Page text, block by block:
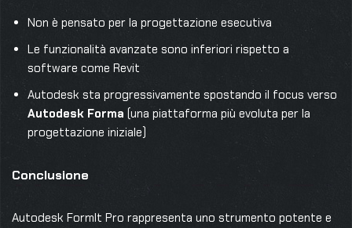
Non è pensato per la progettazione esecutiva
Le funzionalità avanzate sono inferiori rispetto a
software come Revit
Autodesk sta progressivamente spostando il focus verso
Autodesk Forma (una piattaforma più evoluta per la
progettazione iniziale)
Conclusione
Autodesk FormIt Pro rappresenta uno strumento potente e